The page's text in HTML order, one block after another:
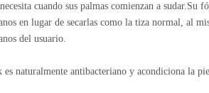
cuando sus palmas comienzan a sudar.Su
en lugar de secarlas como la tiza normal, al
del usuario.
naturalmente antibacteriano y acondiciona la